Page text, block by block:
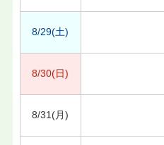
8/29(土)
8/30(日)
8/31(月)